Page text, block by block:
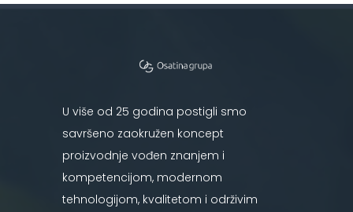
U više od 25 godina postigli smo
savršeno zaokružen koncept
proizvodnje vođen znanjem i
kompetencijom, modernom
tehnologijom, kvalitetom i održivim